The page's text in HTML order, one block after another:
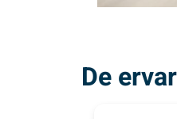
De